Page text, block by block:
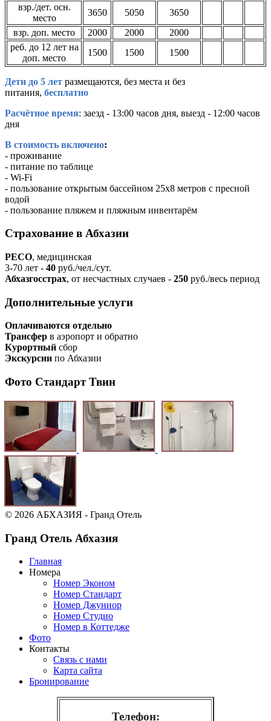
взр./дет. осн.
место
3650 5050
3650
взр. доп. место
2000 2000
2000
реб. до 12 лет на
доп. место
1500 1500 1500
Дети до 5 лет размещаются, без места и без
питания, бесплатно
Расчётное время: заезд - 13:00 часов дня, выезд - 12:00 часов
дня
В стоимость включено:
- проживание
- питание по таблице
- Wi-Fi
- пользование открытым бассейном 25х8 метров с пресной
водой
- пользование пляжем и пляжным инвентарём
Страхование в Абхазии
РЕСО, медицинская
3-70 лет - 40 руб./чел./сут.
Абхазгосстрах, от несчастных случаев - 250 руб./весь период
Дополнительные услуги
Оплачиваются отдельно
Трансфер в аэропорт и обратно
Курортный сбор
Экскурсии по Абхазии
Фото Стандарт Твин
© 2026 АБХАЗИЯ - Гранд Отель
Гранд Отель Абхазия
Главная
Номера
Номер Эконом
Номер Стандарт
Номер Джуниор
Номер Студио
Номер в Коттедже
Фото
Контакты
Связь с нами
Карта сайта
Бронирование
Телефон: